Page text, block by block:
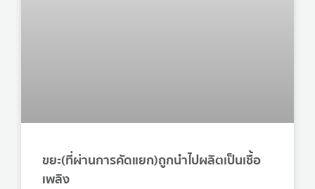
ขยะ(ที่ผ่านการคัดแยก)ถูกนำไปผลิตเป็นเชื้อ
เพลิง